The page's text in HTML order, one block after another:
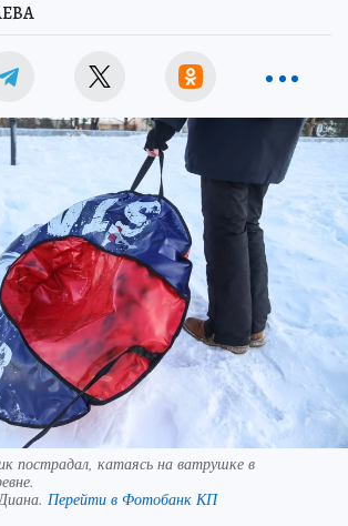
пострадал, катаясь на ватрушке в
Перейти в Фотобанк КП